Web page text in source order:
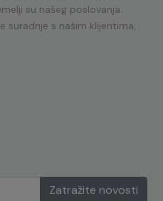
su našeg poslovanja.
suradnje s našim klijentima,
Zatražite novosti